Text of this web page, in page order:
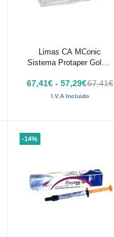
Añadir al carrito
Limas CA MConic
Sistema Protaper Gold 6
67,41€ - 57,29€67,41€
I.V.A Incluido
-14%